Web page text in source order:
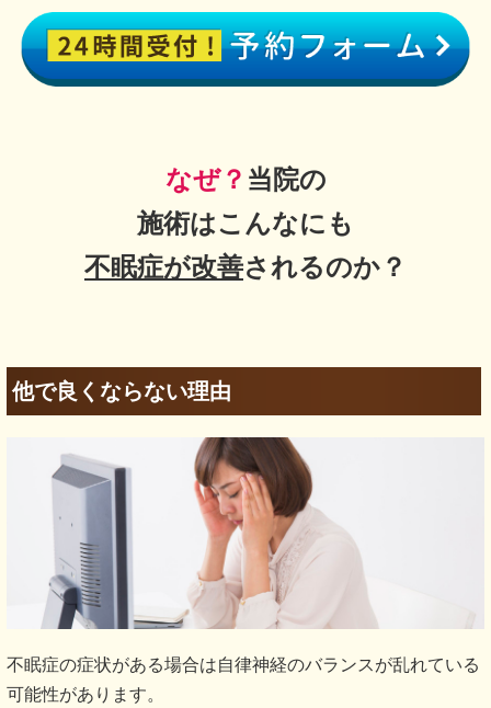
なぜ？ 当院の
施術はこんなにも
不眠症が改善されるのか？
他で良くならない理由
不眠症の症状がある場合は自律神経のバランスが乱れている
可能性があります。